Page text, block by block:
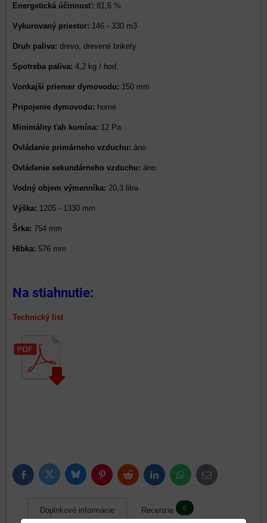
Energetická účinnosť: 81,6 %
Vykurovaný priestor: 146 - 330 m3
Druh paliva: drevo, drevené brikety
Spotreba paliva: 4,2 kg / hod.
Vonkajší priemer dymovodu: 150 mm
Pripojenie dymovodu: horné
Minimálny ťah komína: 12 Pa
Ovládanie primárneho vzduchu: áno
Ovládanie sekundárneho vzduchu: áno
Vodný objem výmenníka: 20,3 litra
Výška: 1205 - 1330 mm
Šrka: 754 mm
Hlbka: 576 mm
Na stiahnutie:
Technický list
FacebookTwitter BlueskyPinterestReddit LinkedInWhatsApp
E-
mail
Doplnkové informácie Recenzie 0